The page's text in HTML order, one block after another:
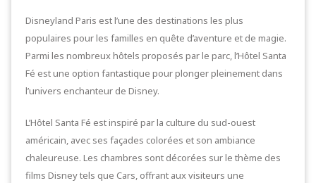
Disneyland Paris est l’une des destinations les plus
populaires pour les familles en quête d’aventure et de magie.
Parmi les nombreux hôtels proposés par le parc, l’Hôtel Santa
Fé est une option fantastique pour plonger pleinement dans
l’univers enchanteur de Disney.
L’Hôtel Santa Fé est inspiré par la culture du sud-ouest
américain, avec ses façades colorées et son ambiance
chaleureuse. Les chambres sont décorées sur le thème des
films Disney tels que Cars, offrant aux visiteurs une